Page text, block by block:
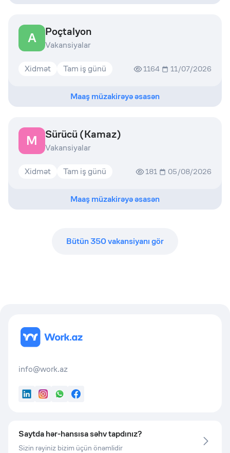
A Poçtalyon
Vakansiyalar
Xidmət Tam iş günü 1164 11/07/2026
Maaş müzakirəyə əsasən
M Sürücü (Kamaz)
Vakansiyalar
Xidmət Tam iş günü 181 05/08/2026
Maaş müzakirəyə əsasən
Bütün350vakansiyanı gör
info@work.az
LinkedInInstagram
WhatsApp
Facebook
Saytda hər-hansısa səhv tapdınız?
Sizin rəyiniz bizim üçün önəmlidir